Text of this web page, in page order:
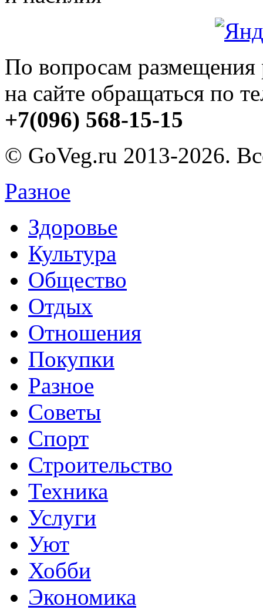
По вопросам размещения
на сайте обращаться по
+7(096) 568-15-15
© GoVeg.ru 2013-2026.
Разное
Здоровье
Культура
Общество
Отдых
Отношения
Покупки
Разное
Советы
Спорт
Строительство
Техника
Услуги
Уют
Хобби
Экономика